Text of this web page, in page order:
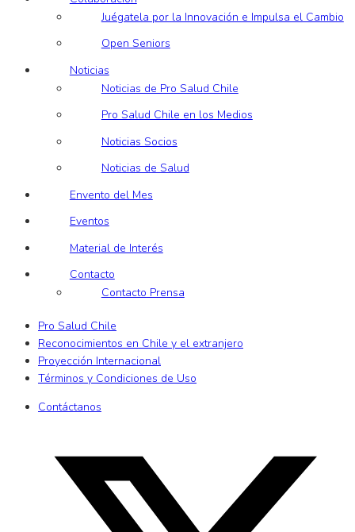
Juégatela por la Innovación e Impulsa el Cambio
Open Seniors
Noticias
Noticias de Pro Salud Chile
Pro Salud Chile en los Medios
Noticias Socios
Noticias de Salud
Envento del Mes
Eventos
Material de Interés
Contacto
Contacto Prensa
Pro Salud Chile
Reconocimientos en Chile y el extranjero
Proyección Internacional
Términos y Condiciones de Uso
Contáctanos